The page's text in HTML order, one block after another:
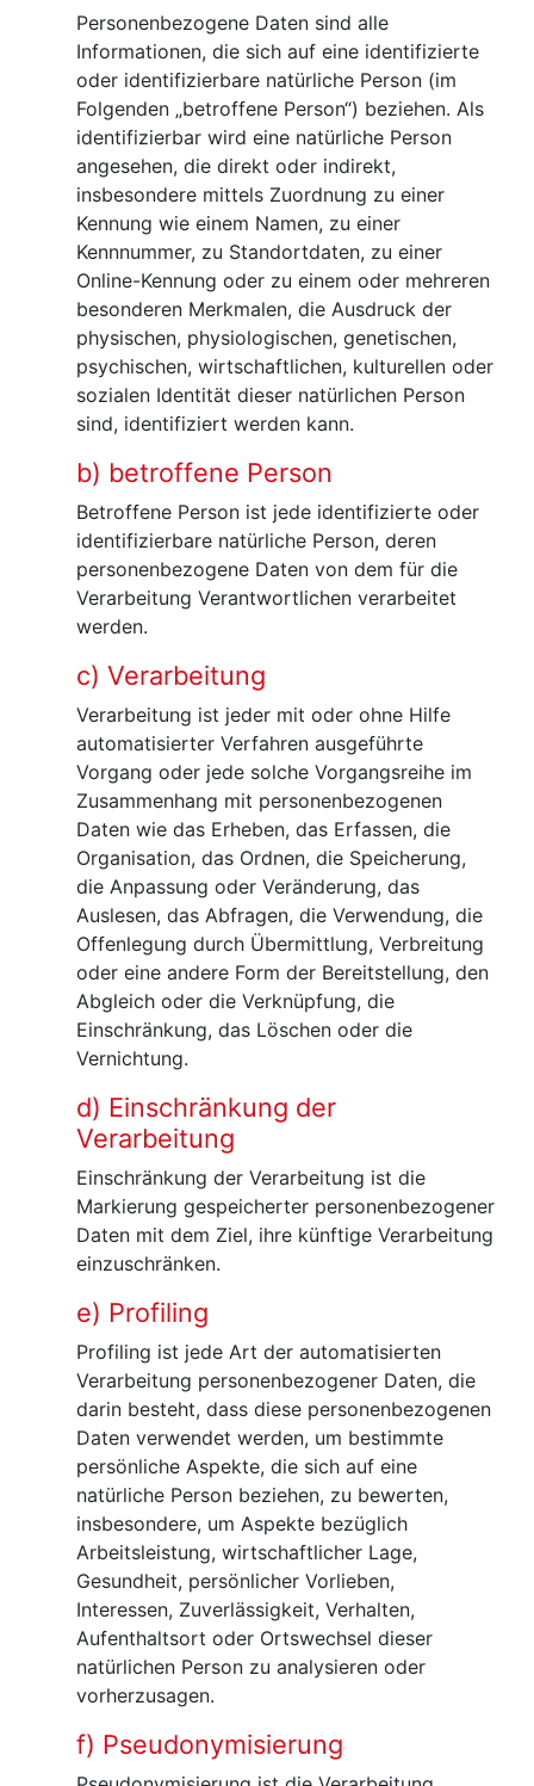
Personenbezogene Daten sind alle
Informationen, die sich auf eine identifizierte
oder identifizierbare natürliche Person (im
Folgenden „betroffene Person“) beziehen. Als
identifizierbar wird eine natürliche Person
angesehen, die direkt oder indirekt,
insbesondere mittels Zuordnung zu einer
Kennung wie einem Namen, zu einer
Kennnummer, zu Standortdaten, zu einer
Online-Kennung oder zu einem oder mehreren
besonderen Merkmalen, die Ausdruck der
physischen, physiologischen, genetischen,
psychischen, wirtschaftlichen, kulturellen oder
sozialen Identität dieser natürlichen Person
sind, identifiziert werden kann.
b) betroffene Person
Betroffene Person ist jede identifizierte oder
identifizierbare natürliche Person, deren
personenbezogene Daten von dem für die
Verarbeitung Verantwortlichen verarbeitet
werden.
c) Verarbeitung
Verarbeitung ist jeder mit oder ohne Hilfe
automatisierter Verfahren ausgeführte
Vorgang oder jede solche Vorgangsreihe im
Zusammenhang mit personenbezogenen
Daten wie das Erheben, das Erfassen, die
Organisation, das Ordnen, die Speicherung,
die Anpassung oder Veränderung, das
Auslesen, das Abfragen, die Verwendung, die
Offenlegung durch Übermittlung, Verbreitung
oder eine andere Form der Bereitstellung, den
Abgleich oder die Verknüpfung, die
Einschränkung, das Löschen oder die
Vernichtung.
d) Einschränkung der
Verarbeitung
Einschränkung der Verarbeitung ist die
Markierung gespeicherter personenbezogener
Daten mit dem Ziel, ihre künftige Verarbeitung
einzuschränken.
e) Profiling
Profiling ist jede Art der automatisierten
Verarbeitung personenbezogener Daten, die
darin besteht, dass diese personenbezogenen
Daten verwendet werden, um bestimmte
persönliche Aspekte, die sich auf eine
natürliche Person beziehen, zu bewerten,
insbesondere, um Aspekte bezüglich
Arbeitsleistung, wirtschaftlicher Lage,
Gesundheit, persönlicher Vorlieben,
Interessen, Zuverlässigkeit, Verhalten,
Aufenthaltsort oder Ortswechsel dieser
natürlichen Person zu analysieren oder
vorherzusagen.
f) Pseudonymisierung